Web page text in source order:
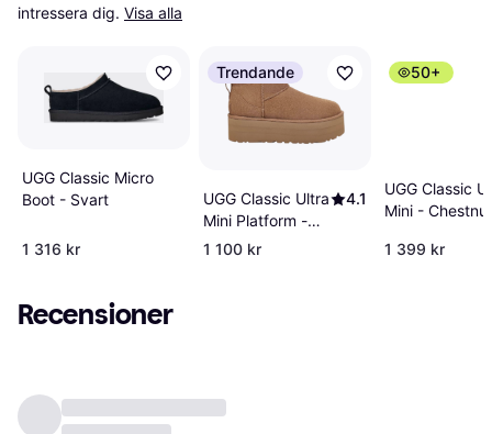
intressera dig. Visa alla
UGG Classic Micro
Boot - Svart
1 316 kr
Trendande
UGG Classic Ultra
Mini Platform -
Chestnut
4.1
1 100 kr
50+
UGG Classic
Mini - Chestnut
1 399 kr
Recensioner